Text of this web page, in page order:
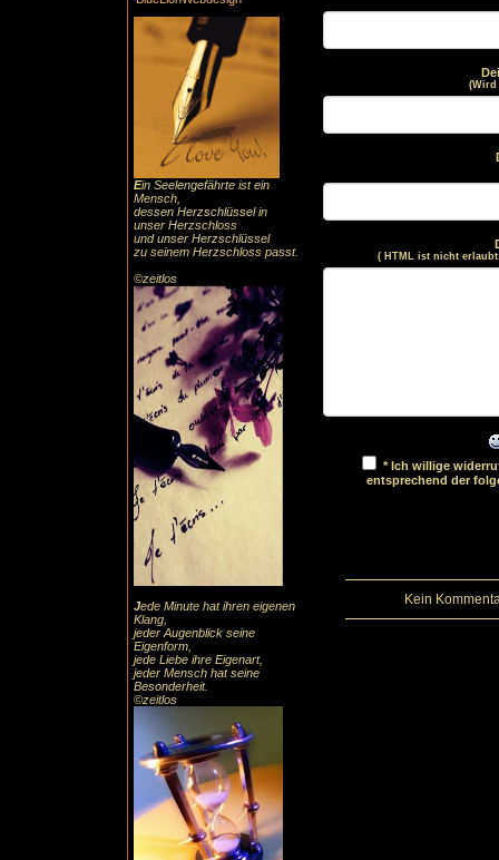
Ein Seelengefährte ist ein
Mensch,
dessen Herzschlüssel in
unser Herzschloss
und unser Herzschlüssel
zu seinem Herzschloss passt.
©zeitlos
Jede Minute hat ihren eigenen
Klang,
jeder Augenblick seine
Eigenform,
jede Liebe ihre Eigenart,
jeder Mensch hat seine
Besonderheit.
©zeitlos
(Wird
( HTML ist nicht
* Ich willige
entsprechend der
Kein